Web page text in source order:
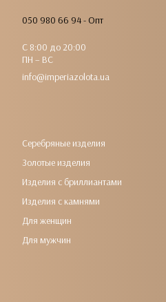
050 980 66 94 - Опт
С 8:00 до 20:00
ПН – ВС
info@imperiazolota.ua
Серебряные изделия
Золотые изделия
Изделия с бриллиантами
Изделия с камнями
Для женщин
Для мужчин